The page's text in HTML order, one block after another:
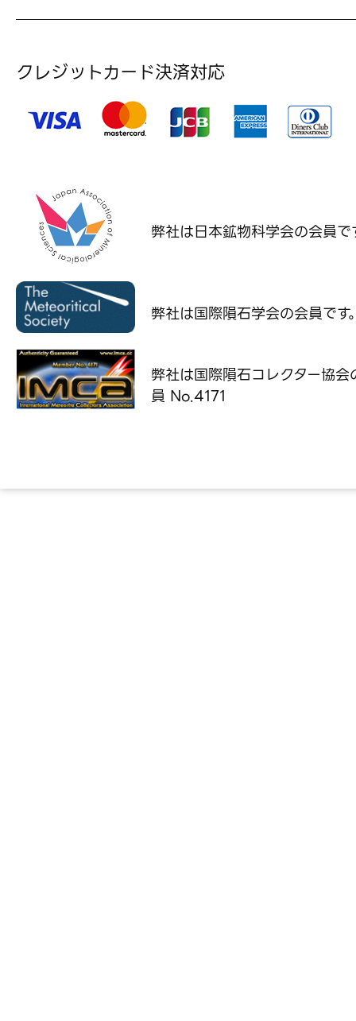
クレジットカード決済対応
弊社は日本鉱物科学会の会員で
弊社は国際隕石学会の会員です
弊社は国際隕石コレクター協会
員 No.4171